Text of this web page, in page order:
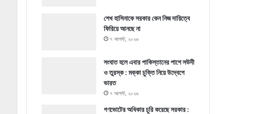
শেখ হাসিনাকে সরকার কেন নিজ দায়িত্বে
ফিরিয়ে আনছে না
৭ আগস্ট, ২০২৬
সংঘাত হলে এবার পাকিস্তানের পাশে সউদী
ও তুরস্ক : মক্কা চুক্তি নিয়ে উদ্বেগে
ভারত
৭ আগস্ট, ২০২৬
গণভোটের অধিকার চুরি করেছে সরকার :